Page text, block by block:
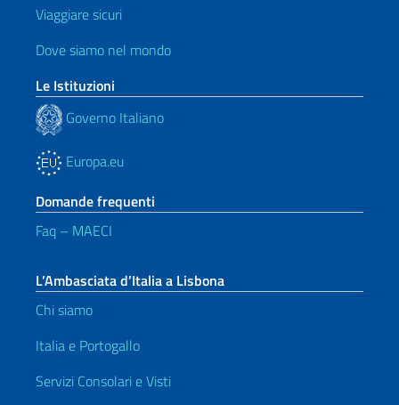
Viaggiare sicuri
Dove siamo nel mondo
Le Istituzioni
Governo Italiano
Europa.eu
Domande frequenti
Faq – MAECI
L’Ambasciata d’Italia a Lisbona
Chi siamo
Italia e Portogallo
Servizi Consolari e Visti